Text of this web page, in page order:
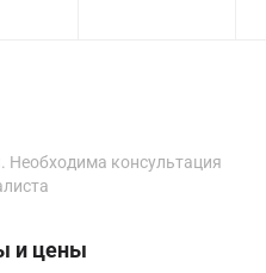
Необходима консультация
и цены